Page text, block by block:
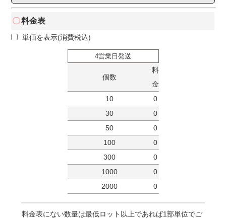
料金表
単価を表示(消費税込)
4営業日発送
個数
料
金
10
0
30
0
50
0
100
0
300
0
1000
0
2000
0
料金表にない数量は最低ロット以上であれば1部単位でご